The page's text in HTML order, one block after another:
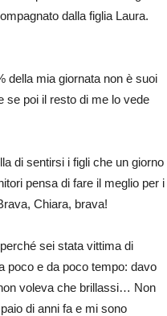
dalla figlia Laura.
della mia giornata non è suoi
se poi il resto di me lo vede
di sentirsi i figli che un giorno
pensa di fare il meglio per i
Chiara, brava!
sei stata vittima di
poco e da poco tempo: davo
voleva che brillassi… Non
di anni fa e mi sono